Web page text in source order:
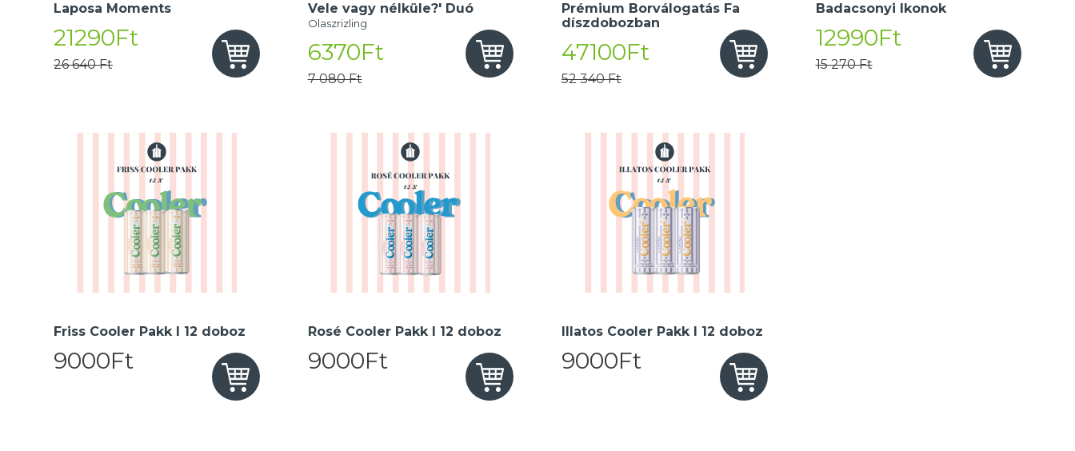
Laposa Moments
21290Ft
26 640 Ft
Vele vagy nélküle?' Duó
Olaszrizling
6370Ft
7 080 Ft
Prémium Borválogatás Fa
díszdobozban
47100Ft
52 340 Ft
Badacsonyi Ikonok
12990Ft
15 270 Ft
Friss Cooler Pakk I 12 doboz
9000Ft
Rosé Cooler Pakk I 12 doboz
9000Ft
Illatos Cooler Pakk I 12 doboz
9000Ft